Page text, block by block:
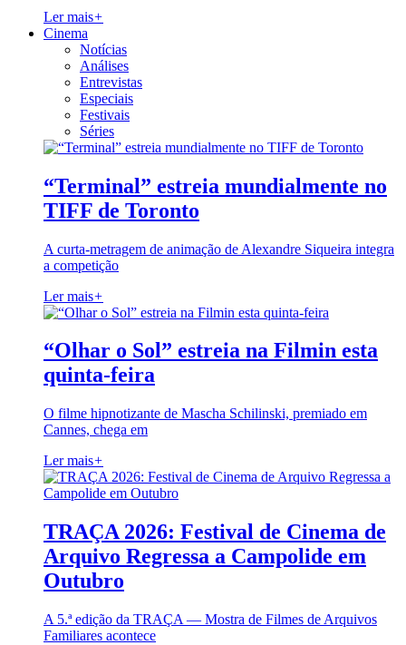
Ler mais+
Cinema
Notícias
Análises
Entrevistas
Especiais
Festivais
Séries
“Terminal” estreia mundialmente no
TIFF de Toronto
A curta-metragem de animação de Alexandre Siqueira integra
a competição
Ler mais+
“Olhar o Sol” estreia na Filmin esta
quinta-feira
O filme hipnotizante de Mascha Schilinski, premiado em
Cannes, chega em
Ler mais+
TRAÇA 2026: Festival de Cinema de
Arquivo Regressa a Campolide em
Outubro
A 5.ª edição da TRAÇA — Mostra de Filmes de Arquivos
Familiares acontece